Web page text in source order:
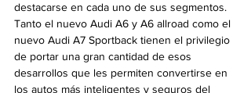
destacarse en cada uno de sus segmentos.
Tanto el nuevo Audi A6 y A6 allroad como el
nuevo Audi A7 Sportback tienen el privilegio
de portar una gran cantidad de esos
desarrollos que les permiten convertirse en
los autos más inteligentes y seguros del